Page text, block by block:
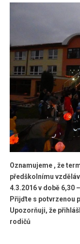
Oznamujeme , že
předškolnímu
4.3.2016 v době 6,30
Přijďte s potvrzenou
Upozorňuji, že
rodičů